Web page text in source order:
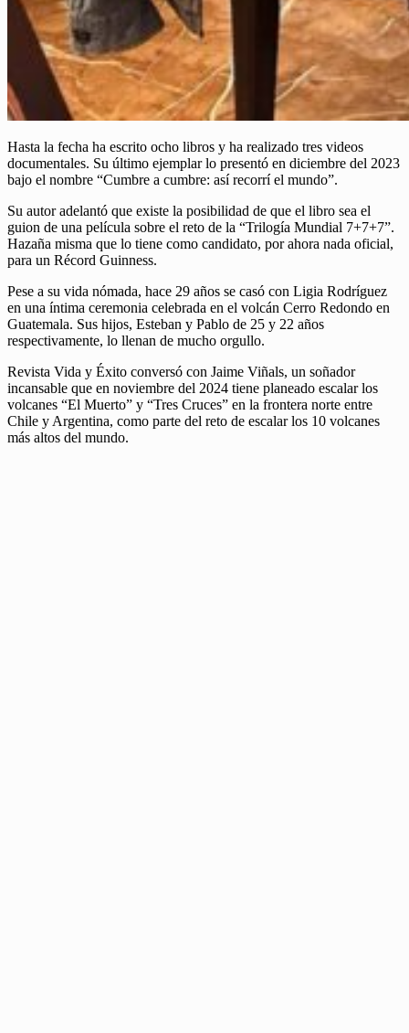
Hasta la fecha ha escrito ocho libros y ha realizado tres videos
documentales. Su último ejemplar lo presentó en diciembre del 2023
bajo el nombre “Cumbre a cumbre: así recorrí el mundo”.
Su autor adelantó que existe la posibilidad de que el libro sea el
guion de una película sobre el reto de la “Trilogía Mundial 7+7+7”.
Hazaña misma que lo tiene como candidato, por ahora nada oficial,
para un Récord Guinness.
Pese a su vida nómada, hace 29 años se casó con Ligia Rodríguez
en una íntima ceremonia celebrada en el volcán Cerro Redondo en
Guatemala. Sus hijos, Esteban y Pablo de 25 y 22 años
respectivamente, lo llenan de mucho orgullo.
Revista Vida y Éxito conversó con Jaime Viñals, un soñador
incansable que en noviembre del 2024 tiene planeado escalar los
volcanes “El Muerto” y “Tres Cruces” en la frontera norte entre
Chile y Argentina, como parte del reto de escalar los 10 volcanes
más altos del mundo.